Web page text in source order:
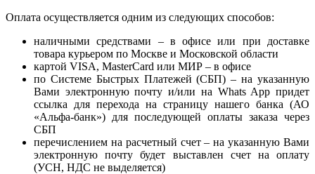
Оплата осуществляется одним из следующих способов:
наличными средствами – в офисе или при доставке
товара курьером по Москве и Московской области
картой VISA, MasterCard или МИР – в офисе
по Системе Быстрых Платежей (СБП) – на указанную
Вами электронную почту и/или на Whats App придет
ссылка для перехода на страницу нашего банка (АО
«Альфа-банк») для последующей оплаты заказа через
СБП
перечислением на расчетный счет – на указанную Вами
электронную почту будет выставлен счет на оплату
(УСН, НДС не выделяется)